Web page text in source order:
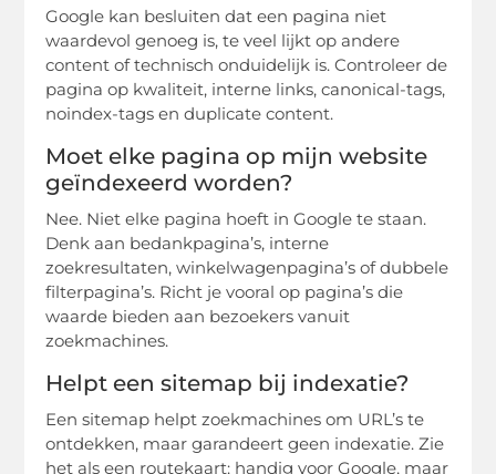
Google kan besluiten dat een pagina niet
waardevol genoeg is, te veel lijkt op andere
content of technisch onduidelijk is. Controleer de
pagina op kwaliteit, interne links, canonical-tags,
noindex-tags en duplicate content.
Moet elke pagina op mijn website
geïndexeerd worden?
Nee. Niet elke pagina hoeft in Google te staan.
Denk aan bedankpagina’s, interne
zoekresultaten, winkelwagenpagina’s of dubbele
filterpagina’s. Richt je vooral op pagina’s die
waarde bieden aan bezoekers vanuit
zoekmachines.
Helpt een sitemap bij indexatie?
Een sitemap helpt zoekmachines om URL’s te
ontdekken, maar garandeert geen indexatie. Zie
het als een routekaart: handig voor Google, maar